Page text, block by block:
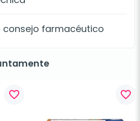
consejo farmacéutico
favorite_border favorite_border